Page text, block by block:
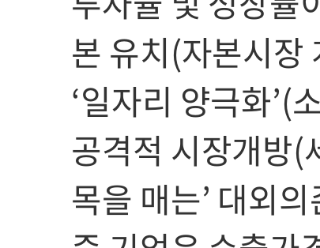
본 유치(자본시장
‘일자리 양극화’(
공격적 시장개방(
목을 매는’ 대외